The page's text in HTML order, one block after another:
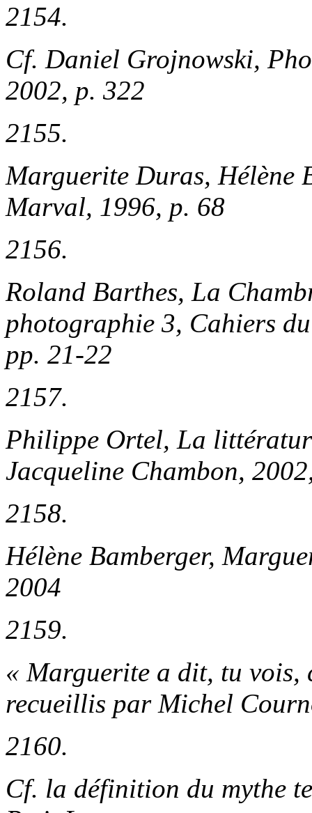
2154.
Cf. Daniel Grojnowski,
2002, p. 322
2155.
Marguerite Duras, Hélène
Marval, 1996, p. 68
2156.
Roland Barthes, La
photographie 3, Cahiers
pp. 21-22
2157.
Philippe Ortel, La
Jacqueline Chambon,
2158.
Hélène Bamberger,
2004
2159.
« Marguerite a dit, tu vois,
recueillis par Michel
2160.
Cf. la définition du mythe